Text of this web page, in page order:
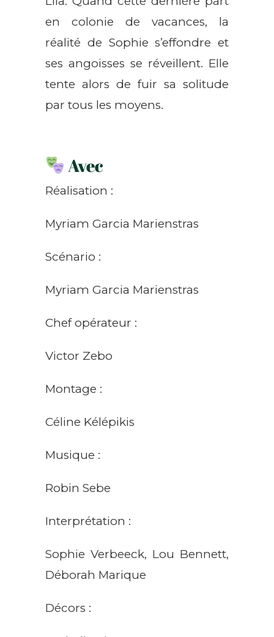
en colonie de vacances, la
réalité de Sophie s’effondre et
ses angoisses se réveillent. Elle
tente alors de fuir sa solitude
par tous les moyens.
Avec
Réalisation :
Myriam Garcia Marienstras
Scénario :
Myriam Garcia Marienstras
Chef opérateur :
Victor Zebo
Montage :
Céline Kélépikis
Musique :
Robin Sebe
Interprétation :
Sophie Verbeeck, Lou Bennett,
Déborah Marique
Décors :